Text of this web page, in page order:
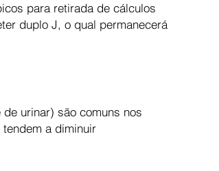
para retirada de cálculos
duplo J, o qual permanecerá
urinar) são comuns nos
a diminuir